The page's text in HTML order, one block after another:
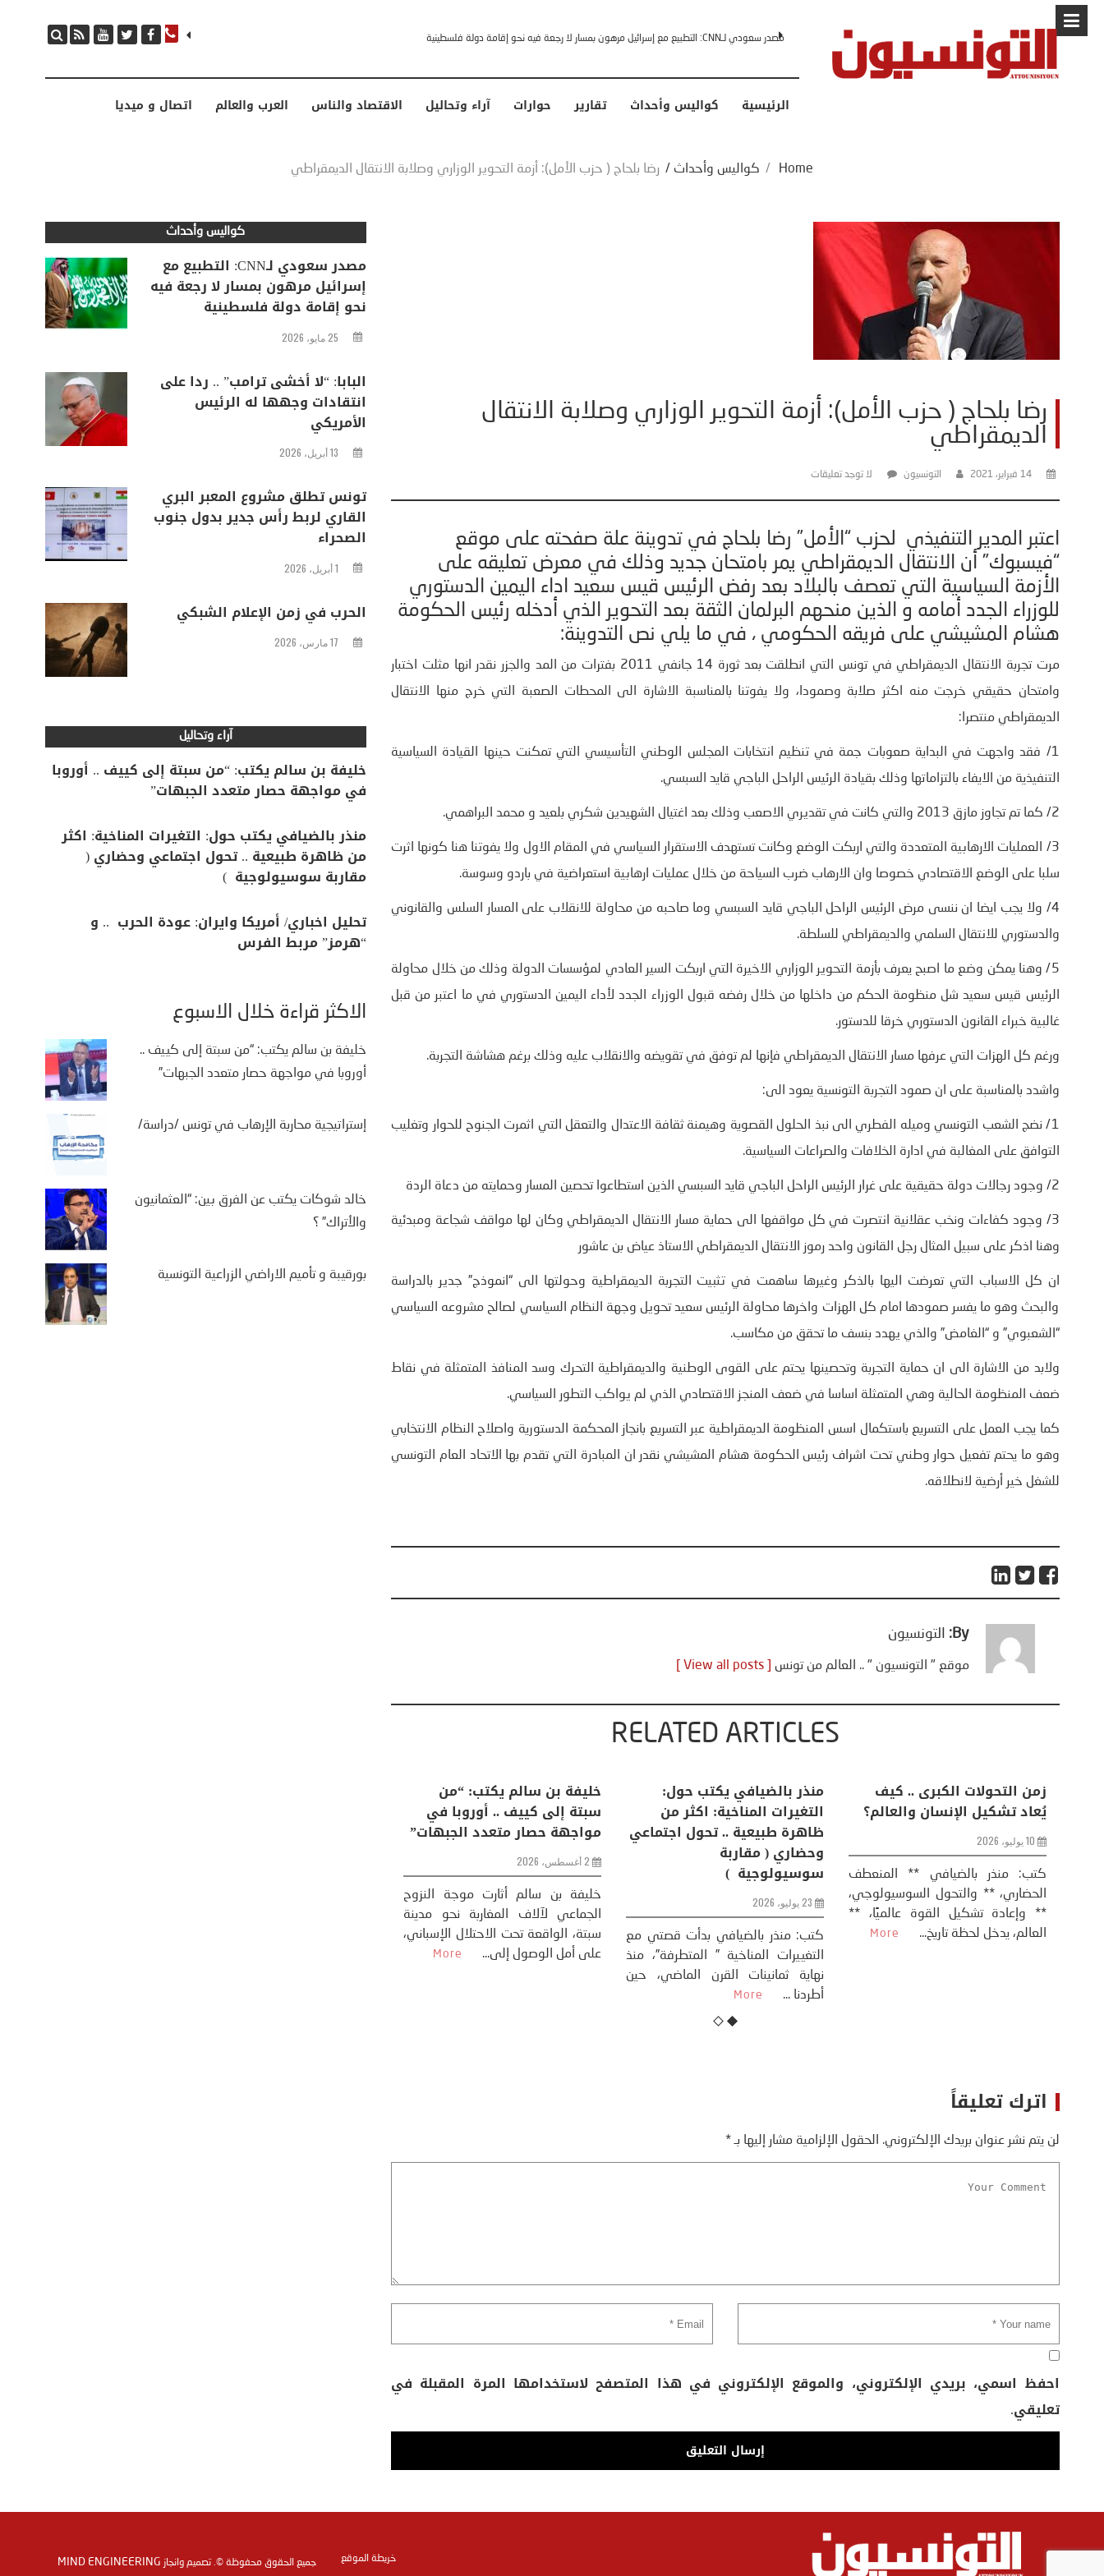
مصدر سعودي لـCNN: التطبيع مع إسرائيل مرهون بمسار لا رجعة فيه نحو إقامة دولة فلسطينية البابا: “لا أخشى ترامب” .. ردا على انتقادات وجهها له الرئيس الأمريكي
الرئيسية كواليس وأحداث تقارير حوارات آراء وتحاليل الاقتصاد والناس العرب والعالم اتصال و ميديا
Home
/ كواليس وأحداث / رضا بلحاج ( حزب الأمل): أزمة التحوير الوزاري وصلابة الانتقال الديمقراطي
رضا بلحاج ( حزب الأمل): أزمة التحوير الوزاري وصلابة الانتقال
الديمقراطي
14 فبراير، 2021 التونسيون لا توجد تعليقات
اعتبر المدير التنفيذي لحزب “الأمل” رضا بلحاج في تدوينة علة صفحته على موقع
“فيسبوك” أن الانتقال الديمقراطي يمر بامتحان جديد وذلك في معرض تعليقه على
الأزمة السياسية التي تعصف بالبلاد بعد رفض الرئيس قيس سعيد اداء اليمين الدستوري
للوزراء الجدد أمامه و الذين منحهم البرلمان الثقة بعد التحوير الذي أدخله رئيس الحكومة
هشام المشيشي على فريقه الحكومي ، في ما يلي نص التدوينة:
مرت تجربة الانتقال الديمقراطي في تونس التي انطلقت بعد ثورة 14 جانفي 2011 بفترات من المد والجزر نقدر انها مثلت اختبار
وامتحان حقيقي خرجت منه اكثر صلابة وصمودا، ولا يفوتنا بالمناسبة الاشارة الى المحطات الصعبة التي خرج منها الانتقال
الديمقراطي منتصرا:
1/ فقد واجهت في البداية صعوبات جمة في تنظيم انتخابات المجلس الوطني التأسيسي التي تمكنت حينها القيادة السياسية
التنفيذية من الايفاء بالتزاماتها وذلك بقيادة الرئيس الراحل الباجي قايد السبسي.
2/ كما تم تجاوز مازق 2013 والتي كانت في تقديري الاصعب وذلك بعد اغتيال الشهيدين شكري بلعيد و محمد البراهمي.
3/ العمليات الارهابية المتعددة والتي اربكت الوضع وكانت تستهدف الاستقرار السياسي في المقام الاول ولا يفوتنا هنا كونها اثرت
سلبا على الوضع الاقتصادي خصوصا وان الارهاب ضرب السياحة من خلال عمليات ارهابية استعراضية في باردو وسوسة.
4/ ولا يجب ايضا ان ننسى مرض الرئيس الراحل الباجي قايد السبسي وما صاحبه من محاولة للانقلاب على المسار السلس والقانوني
والدستوري للانتقال السلمي والديمقراطي للسلطة.
5/ وهنا يمكن وضع ما اصبح يعرف بأزمة التحوير الوزاري الاخيرة التي اربكت السير العادي لمؤسسات الدولة وذلك من خلال محاولة
الرئيس قيس سعيد شل منظومة الحكم من داخلها من خلال رفضه قبول الوزراء الجدد لأداء اليمين الدستوري في ما اعتبر من قبل
غالبية خبراء القانون الدستوري خرقا للدستور.
ورغم كل الهزات التي عرفها مسار الانتقال الديمقراطي فإنها لم توفق في تقويضه والانقلاب عليه وذلك برغم هشاشة التجربة.
واشدد بالمناسبة على ان صمود التجربة التونسية يعود الى:
1/ نضج الشعب التونسي وميله الفطري الى نبذ الحلول القصوية وهيمنة ثقافة الاعتدال والتعقل التي اثمرت الجنوح للحوار وتغليب
التوافق على المغالبة في ادارة الخلافات والصراعات السياسية.
2/ وجود رجالات دولة حقيقية على غرار الرئيس الراحل الباجي قايد السبسي الذين استطاعوا تحصين المسار وحمايته من دعاة الردة
3/ وجود كفاءات ونخب عقلانية انتصرت في كل مواقفها الى حماية مسار الانتقال الديمقراطي وكان لها مواقف شجاعة ومبدئية
وهنا اذكر على سبيل المثال رجل القانون واحد رموز الانتقال الديمقراطي الاستاذ عياض بن عاشور
ان كل الاسباب التي تعرضت اليها بالذكر وغيرها ساهمت في تثبيت التجربة الديمقراطية وحولتها الى “انموذج” جدير بالدراسة
والبحث وهو ما يفسر صمودها امام كل الهزات واخرها محاولة الرئيس سعيد تحويل وجهة النظام السياسي لصالح مشروعه السياسي
“الشعبوي” و “الغامض” والذي يهدد بنسف ما تحقق من مكاسب.
ولابد من الاشارة الى ان حماية التجربة وتحصينها يحتم على القوى الوطنية والديمقراطية التحرك وسد المنافذ المتمثلة في نقاط
ضعف المنظومة الحالية وهي المتمثلة اساسا في ضعف المنجز الاقتصادي الذي لم يواكب التطور السياسي.
كما يجب العمل على التسريع باستكمال اسس المنظومة الديمقراطية عبر التسريع بانجاز المحكمة الدستورية واصلاح النظام الانتخابي
وهو ما يحتم تفعيل حوار وطني تحت اشراف رئيس الحكومة هشام المشيشي نقدر ان المبادرة التي تقدم بها الاتحاد العام التونسي
للشغل خير أرضية لانطلاقه.
By: التونسيون
موقع " التونسيون " .. العالم من تونس [ View all posts ]
RELATED ARTICLES
منذر بالضيافي يكتب حول:
التغيرات المناخية: اكثر من
ظاهرة طبيعية .. تحول اجتماعي
وحضاري ( مقاربة
سوسيولوجية )
23 يوليو، 2026
كتب: منذر بالضيافي بدأت قصتي مع
التغييرات المناخية ” المتطرفة”، منذ
زمن التحولات الكبرى .. كيف
يُعاد تشكيل الإنسان والعالم؟
10 يوليو، 2026
كتب: منذر بالضيافي ** المنعطف
الحضاري، ** والتحول السوسيولوجي،
** وإعادة تشكيل القوة عالميًا، **
العالم، يدخل لحظة تاريخ...
More
تحليل اخباري/ أمريكا وايران:
عودة الحرب .. و “هرمز” مربط
الفرس
8 يوليو، 2026
تحليل – منذر بالضيافي عاد الرئيس
الأمريكي دونالد ترامب إلى قصف
ايران، وذلك ردا على ما اعتبره الرئيس
اترك تعليقاً
لن يتم نشر عنوان بريدك الإلكتروني. الحقول الإلزامية مشار إليها بـ*
احفظ اسمي، بريدي الإلكتروني، والموقع الإلكتروني في هذا المتصفح لاستخدامها المرة المقبلة في
تعليقي.
كواليس وأحداث
مصدر سعودي لـCNN: التطبيع مع
إسرائيل مرهون بمسار لا رجعة فيه
نحو إقامة دولة فلسطينية
25 مايو، 2026
البابا: “لا أخشى ترامب” .. ردا على
انتقادات وجهها له الرئيس
الأمريكي
13 أبريل، 2026
تونس تطلق مشروع المعبر البري
القاري لربط رأس جدير بدول جنوب
الصحراء
1 أبريل، 2026
الحرب في زمن الإعلام الشبكي
17 مارس، 2026
آراء وتحاليل
خليفة بن سالم يكتب: “من سبتة إلى كييف .. أوروبا
في مواجهة حصار متعدد الجبهات”
منذر بالضيافي يكتب حول: التغيرات المناخية: اكثر
من ظاهرة طبيعية .. تحول اجتماعي وحضاري (
مقاربة سوسيولوجية )
تحليل اخباري/ أمريكا وايران: عودة الحرب .. و
“هرمز” مربط الفرس
الأكثر قراءة خلال الأسبوع
خليفة بن سالم يكتب: “من سبتة إلى كييف ..
أوروبا في مواجهة حصار متعدد الجبهات”
إستراتيجية محاربة الإرهاب في تونس /دراسة/
خالد شوكات يكتب عن الفرق بين: “العثمانيون
والأتراك” ؟
بورقيبة و تأميم الاراضي الزراعية التونسية
جميع الحقوق محفوظة ©. تصميم وانجاز MIND ENGINEERING خريطة الموقع